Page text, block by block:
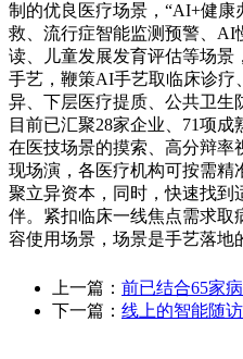
制的优良医疗场景，“AI+健康
救、流行症智能监测预警、AI
读、儿童发展发育评估等场景
手艺，鞭策AI手艺取临床诊疗
异、下层医疗提质、公共卫生
目前已汇聚28家企业、71项
在医技场景的摸索、高分辩率
现场演，各医疗机构可按需精
聚立异资本，同时，快速找到
伴。紧扣临床一线焦点需求取
容使用场景，场景是手艺落地
上一篇： 前已结合65家
下一篇： 线上的智能随